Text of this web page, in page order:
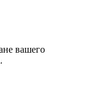
вашего